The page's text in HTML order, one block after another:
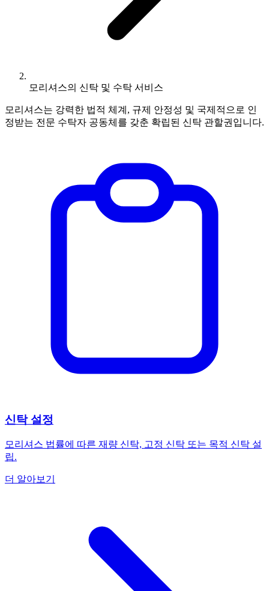
모리셔스의 신탁 및 수탁 서비스
모리셔스는 강력한 법적 체계, 규제 안정성 및 국제적으로 인
정받는 전문 수탁자 공동체를 갖춘 확립된 신탁 관할권입니다.
신탁 설정
모리셔스 법률에 따른 재량 신탁, 고정 신탁 또는 목적 신탁 설
립.
더 알아보기